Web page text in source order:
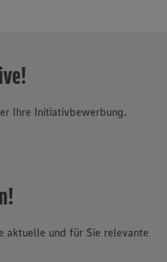
Ihre Initiativbewerbung.
aktuelle und für Sie relevante